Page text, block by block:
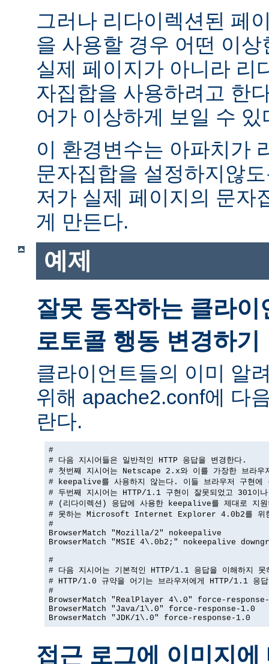
그러나 리다이렉션된 페
을 사용할 경우 어떤 이
실제 페이지가 아니라 리
자집합을 사용하려고 한
어가 이상하게 보일 수 있
이 환경변수는 아파치가
문자집합을 설정하지않
저가 실제 페이지의 문자
게 만든다.
예제
잘못 동작하는 클라
로토콜 행동 변경하기
클라이언트들의 이미 알
위해 apache2.conf에 다
란다.
#
# 다음 지시어들은 일반적인 HTTP 응답을 변경한다.
# 첫번째 지시어는 Netscape 2.x와 이를 가장한 브라우
# keepalive를 사용하지 않는다. 이들 브라우저 구현에
# 두번째 지시어는 HTTP/1.1 구현이 잘못되었고 301이
# (리다이렉션) 응답에 사용한 keepalive를 제대로 지원
# 못하는 Microsoft Internet Explorer 4.0b2를 위
#
BrowserMatch "Mozilla/2" nokeepalive
BrowserMatch "MSIE 4\.0b2;" nokeepalive
#
# 다음 지시어는 기본적인 HTTP/1.1 응답을 이해하지 못
# HTTP/1.0 규약을 어기는 브라우저에게 HTTP/1.1 응
#
BrowserMatch "RealPlayer 4\.0" force-
BrowserMatch "Java/1\.0" force-response-1.0
BrowserMatch "JDK/1\.0" force-response-1.0
접근 로그에 이미지